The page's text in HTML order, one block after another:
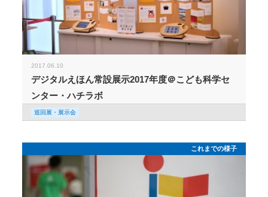
2017.06.10
デジタルえほん常設展示2017年度＠こども科学セ
ンター・ハチラボ
巡回展・展示会
これまでの様子